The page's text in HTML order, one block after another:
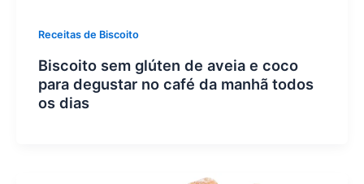
Receitas de Biscoito
Biscoito sem glúten de aveia e coco
para degustar no café da manhã todos
os dias